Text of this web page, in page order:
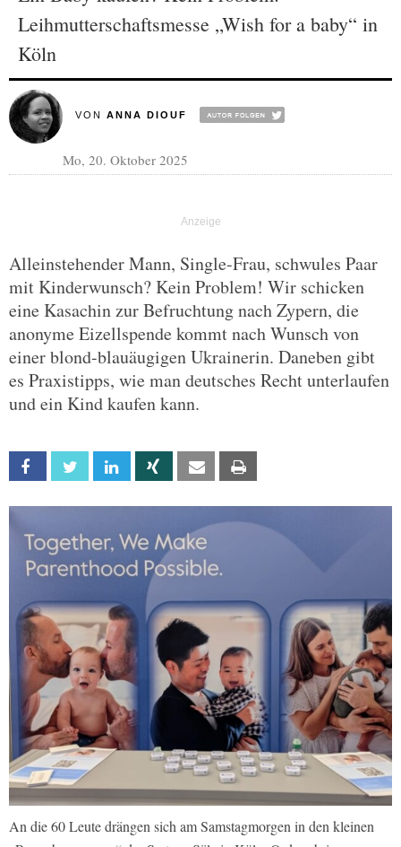
Leihmutterschaftsmesse „Wish for a baby“ in
Köln
VON ANNA DIOUF
Mo, 20. Oktober 2025
Alleinstehender Mann, Single-Frau, schwules Paar
mit Kinderwunsch? Kein Problem! Wir schicken
eine Kasachin zur Befruchtung nach Zypern, die
anonyme Eizellspende kommt nach Wunsch von
einer blond-blauäugigen Ukrainerin. Daneben gibt
es Praxistipps, wie man deutsches Recht unterlaufen
und ein Kind kaufen kann.
Facebook Twitter Linkedin Xing Email
An die 60 Leute drängen sich am Samstagmorgen in den kleinen